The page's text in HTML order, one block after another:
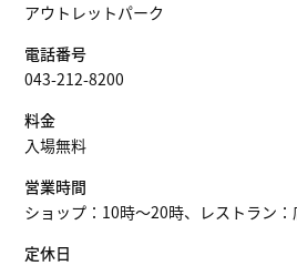
アウトレットパーク
電話番号
043-212-8200
料金
入場無料
営業時間
ショップ：10時〜20時、レストラン
定休日